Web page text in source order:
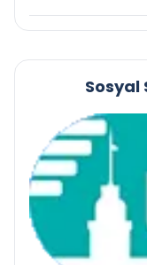
Sosyal